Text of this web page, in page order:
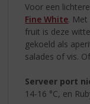
Voor een
Fine White. Met
fruit is deze
gekoeld als
salades of vis.
Serveer port
14-16 °C, en